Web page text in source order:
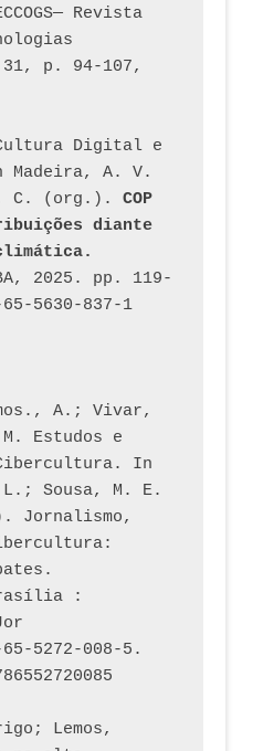
Revista
p. 94-107,
Digital e
Madeira, A. V.
C. (org.). COP
diante
2025. pp. 119-
5630-837-1
A.; Vivar,
Estudos e
In
Sousa, M. E.
Jornalismo,
:
5272-008-5.
Lemos,